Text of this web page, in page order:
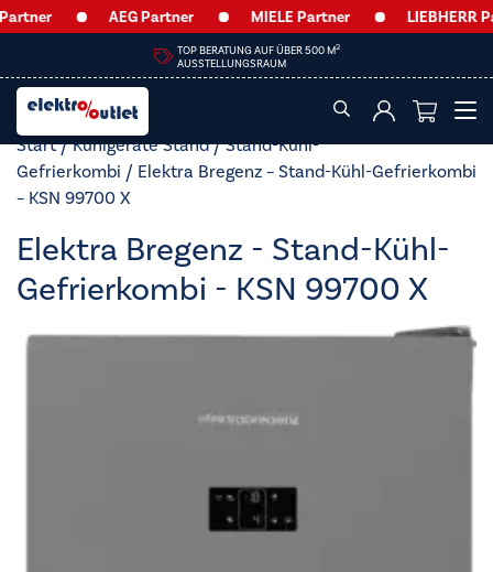
AEG Partner MIELE Partner LIEBHERR
TOP BERATUNG AUF ÜBER 500 M2
AUSSTELLUNGSRAUM
Start/Kühlgeräte Stand/Stand-Kühl-
Gefrierkombi / Elektra Bregenz – Stand-Kühl-Gefrierkombi
– KSN 99700 X
Elektra Bregenz - Stand-Kühl-
Gefrierkombi - KSN 99700 X